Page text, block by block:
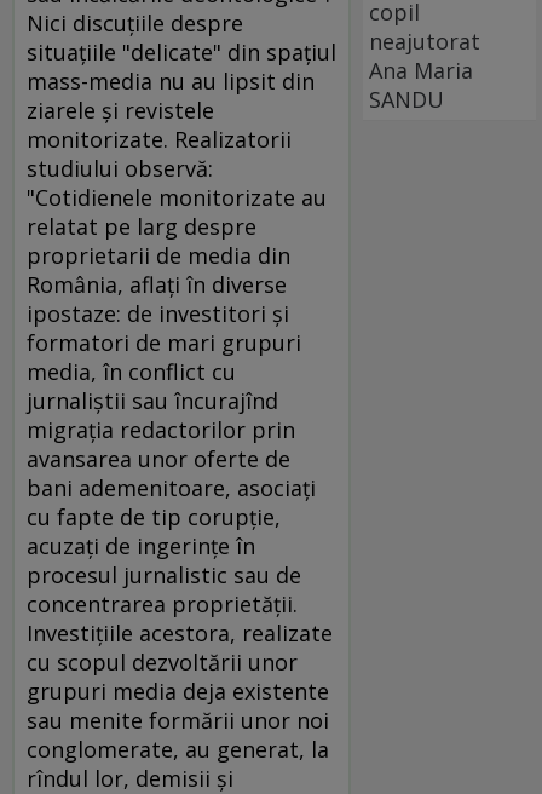
Nici discuţiile despre
situaţiile "delicate" din spaţiul
mass-media nu au lipsit din
ziarele şi revistele
monitorizate. Realizatorii
studiului observă:
"Cotidienele monitorizate au
relatat pe larg despre
proprietarii de media din
România, aflaţi în diverse
ipostaze: de investitori şi
formatori de mari grupuri
media, în conflict cu
jurnaliştii sau încurajînd
migraţia redactorilor prin
avansarea unor oferte de
bani ademenitoare, asociaţi
cu fapte de tip corupţie,
acuzaţi de ingerinţe în
procesul jurnalistic sau de
concentrarea proprietăţii.
Investiţiile acestora, realizate
cu scopul dezvoltării unor
grupuri media deja existente
sau menite formării unor noi
conglomerate, au generat, la
rîndul lor, demisii şi
copil
neajutorat
Ana Maria
SANDU